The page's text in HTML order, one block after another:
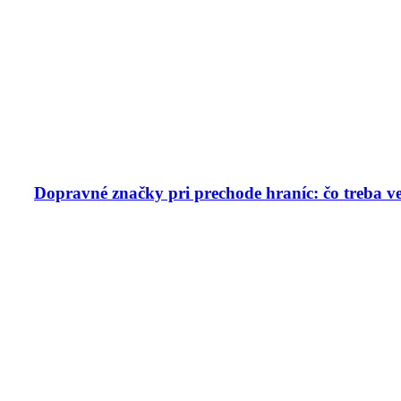
Dopravné značky pri prechode hraníc: čo treba